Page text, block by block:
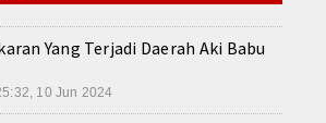
2019Yang Terjadi Daerah Aki Babu
10 Jun 2024